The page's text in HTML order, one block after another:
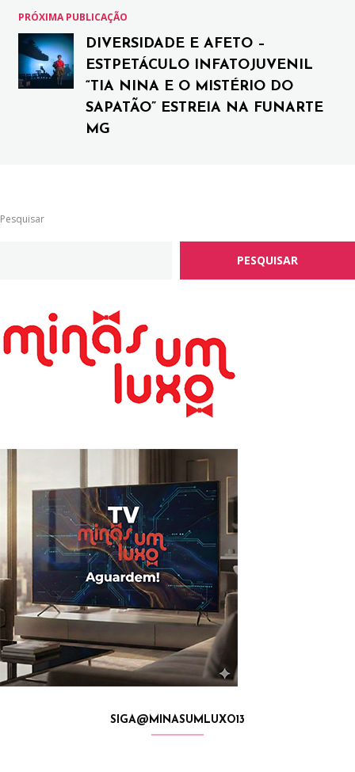
PRÓXIMA PUBLICAÇÃO
DIVERSIDADE E AFETO –
ESTPETÁCULO INFATOJUVENIL
“TIA NINA E O MISTÉRIO DO
SAPATÃO” ESTREIA NA FUNARTE
MG
Pesquisar
PESQUISAR
SIGA@MINASUMLUXO13